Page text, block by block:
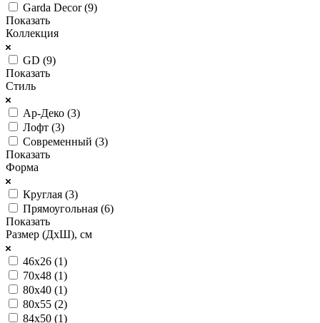
Garda Decor (9)
Показать
Коллекция
GD (9)
Показать
Стиль
Ар-Деко (3)
Лофт (3)
Современный (3)
Показать
Форма
Круглая (3)
Прямоугольная (6)
Показать
Размер (ДхШ), см
46х26 (1)
70х48 (1)
80х40 (1)
80х55 (2)
84х50 (1)